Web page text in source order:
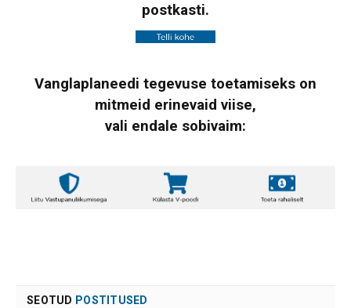
postkasti.
Vanglaplaneedi tegevuse toetamiseks on
mitmeid erinevaid viise,
vali endale sobivaim:
SEOTUD POSTITUSED